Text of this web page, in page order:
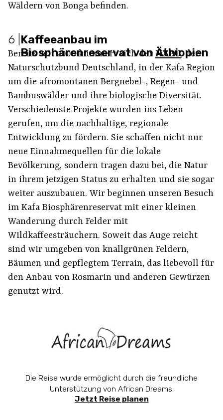
Wäldern von Bonga befinden.
6 Kaffeeanbau im
Biosphärenreservat von Äthiopien
Bereits seit 2006 kümmert sich der NABU, der
Naturschutzbund Deutschland, in der Kafa Region
um die afromontanen Bergnebel-, Regen- und
Bambuswälder und ihre biologische Diversität.
Verschiedenste Projekte wurden ins Leben
gerufen, um die nachhaltige, regionale
Entwicklung zu fördern. Sie schaffen nicht nur
neue Einnahmequellen für die lokale
Bevölkerung, sondern tragen dazu bei, die Natur
in ihrem jetzigen Status zu erhalten und sie sogar
weiter auszubauen. Wir beginnen unseren Besuch
im Kafa Biosphärenreservat mit einer kleinen
Wanderung durch Felder mit
Wildkaffeesträuchern. Soweit das Auge reicht
sind wir umgeben von knallgrünen Feldern,
Bäumen und gepflegtem Terrain, das liebevoll für
den Anbau von Rosmarin und anderen Gewürzen
genutzt wird.
Die Reise wurde ermöglicht durch die freundliche
Unterstützung von African Dreams.
Jetzt Reise planen